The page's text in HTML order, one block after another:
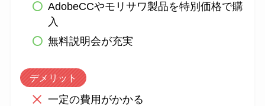
AdobeCCやモリサワ製品を特別価格で購
入
無料説明会が充実
デメリット
一定の費用がかかる